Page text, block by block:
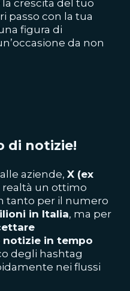
crescita del tuo
passo con la tua
figura di
da non
di notizie!
aziende, X (ex
realtà un ottimo
tanto per il numero
in Italia, ma per
notizie in tempo
degli hashtag
nei flussi